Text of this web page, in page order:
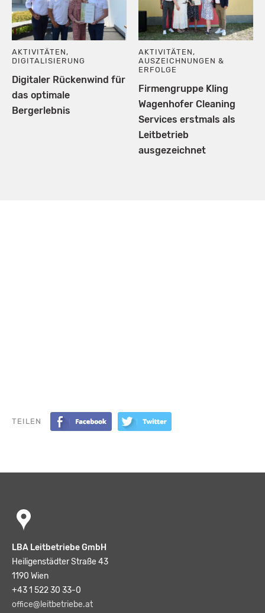
AKTIVITÄTEN ,
DIGITALISIERUNG
Digitaler Rückenwind für
das optimale
Bergerlebnis
AKTIVITÄTEN,
AUSZEICHNUNGEN &
ERFOLGE
Firmengruppe Kling
Wagenhofer Cleaning
Services erstmals als
Leitbetrieb
ausgezeichnet
TEILEN
LBA Leitbetriebe GmbH
Heiligenstädter Straße 43
1190 Wien
+43 1 522 30 33-0
office@leitbetriebe.at